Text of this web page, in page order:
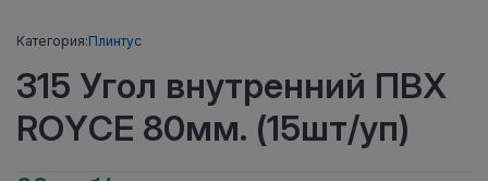
Категория:Плинтус
315 Угол внутренний ПВХ
ROYCE 80мм. (15шт/уп)